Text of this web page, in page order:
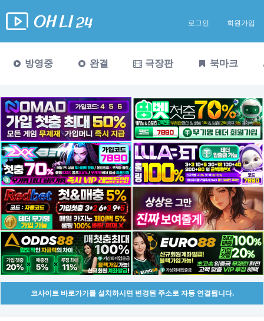
로그인 회원가입
방영중 완결 극장판 북마크
코사이트 바로가기를 설치하시면 변경된 주소로 자동 연결됩니다.